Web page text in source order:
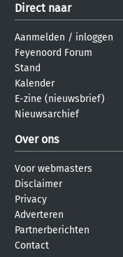
Direct naar
Aanmelden / inloggen
Feyenoord Forum
Stand
Kalender
E-zine (nieuwsbrief)
Nieuwsarchief
Over ons
Voor webmasters
Disclaimer
Privacy
Adverteren
Partnerberichten
Contact